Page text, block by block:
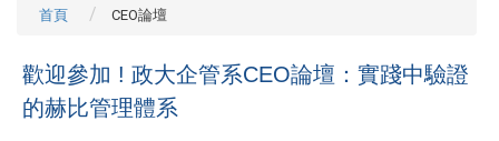
首頁 CEO論壇
​歡迎參加 ! 政大企管系CEO論壇：實踐中驗證
的赫比管理體系